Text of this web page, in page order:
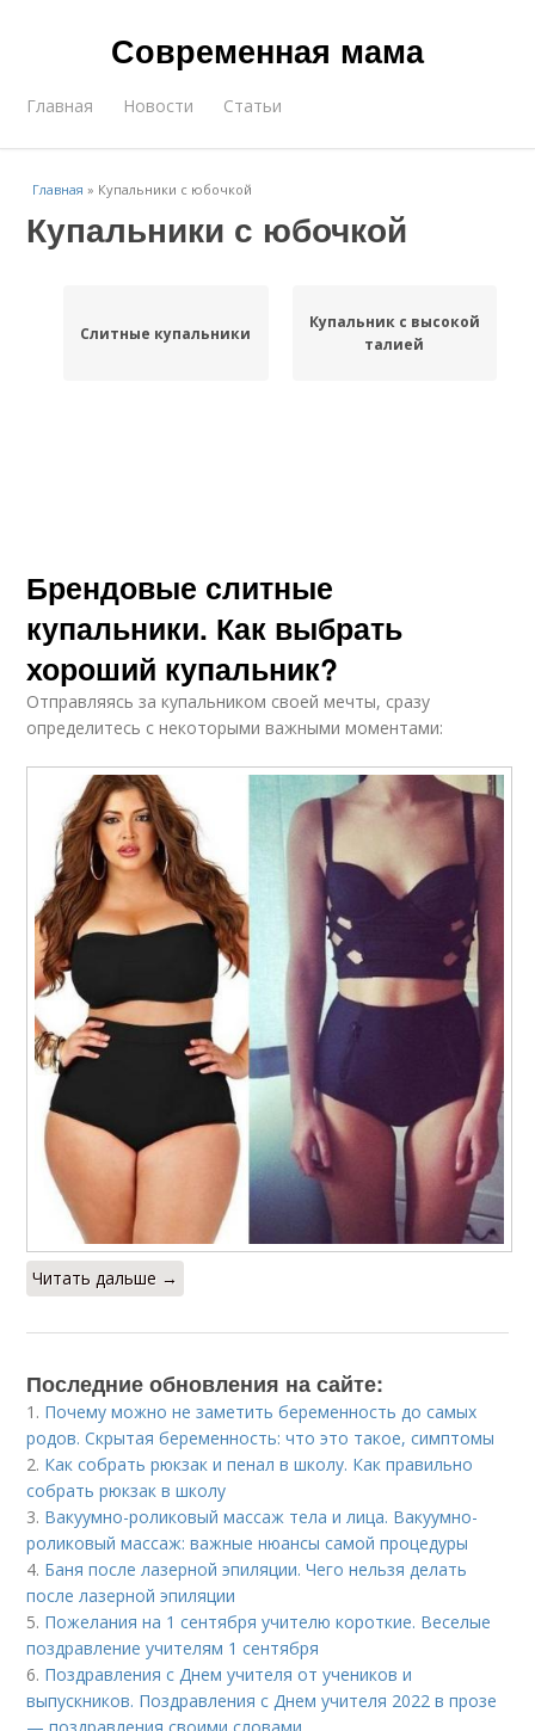
Современная мама
Главная Новости Статьи
Главная » Купальники с юбочкой
Купальники с юбочкой
Слитные купальники
Купальник с высокой
талией
Брендовые слитные
купальники. Как выбрать
хороший купальник?
Отправляясь за купальником своей мечты, сразу
определитесь с некоторыми важными моментами:
Читать дальше →
Последние обновления на сайте:
1. Почему можно не заметить беременность до самых
родов. Скрытая беременность: что это такое, симптомы
2. Как собрать рюкзак и пенал в школу. Как правильно
собрать рюкзак в школу
3. Вакуумно-роликовый массаж тела и лица. Вакуумно-
роликовый массаж: важные нюансы самой процедуры
4. Баня после лазерной эпиляции. Чего нельзя делать
после лазерной эпиляции
5. Пожелания на 1 сентября учителю короткие. Веселые
поздравление учителям 1 сентября
6. Поздравления с Днем учителя от учеников и
выпускников. Поздравления с Днем учителя 2022 в прозе